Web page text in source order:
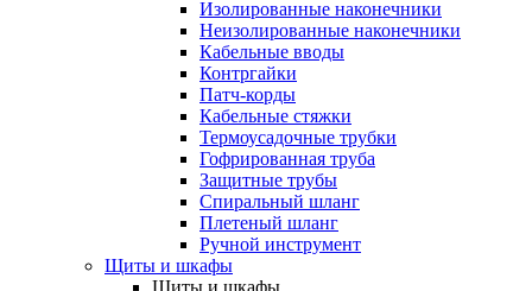
Изолированные наконечники
Неизолированные наконечники
Кабельные вводы
Контргайки
Патч-корды
Кабельные стяжки
Термоусадочные трубки
Гофрированная труба
Защитные трубы
Спиральный шланг
Плетеный шланг
Ручной инструмент
Щиты и шкафы
Щиты и шкафы